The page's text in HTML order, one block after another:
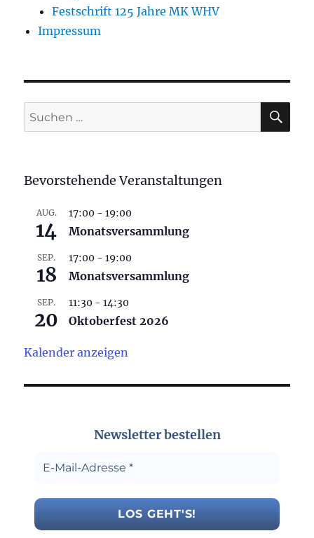
Festschrift 125 Jahre MK WHV
Impressum
Suchen
nach:
Bevorstehende Veranstaltungen
AUG.
14
17:00 -19:00
Monatsversammlung
SEP.
18
17:00 -19:00
Monatsversammlung
SEP.
20
11:30 -14:30
Oktoberfest 2026
Kalender anzeigen
Newsletter bestellen